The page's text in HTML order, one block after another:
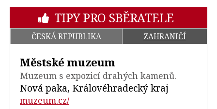
TIPY PRO SBĚRATELE
ČESKÁ REPUBLIKA ZAHRANIČÍ
Městské muzeum
Muzeum s expozicí drahých kamenů.
Nová paka, Královéhradecký kraj
muzeum.cz/